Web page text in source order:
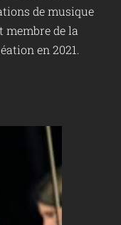
de musique
membre de la
en 2021.